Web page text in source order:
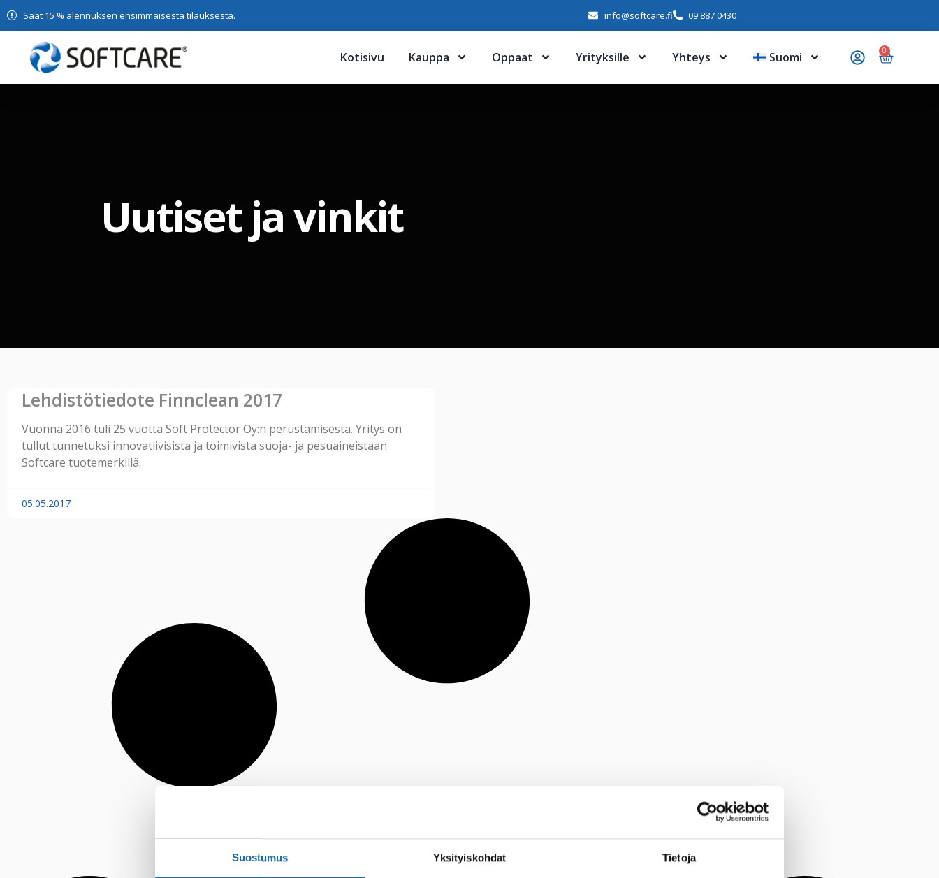
Suostumus Yksityiskohdat Tietoja
Saat 15 % alennuksen ensimmäisestä tilauksesta. info@softcare.fi 09 887 0430
Kotisivu Kauppa Oppaat Yrityksille Yhteys Suomi 0
Uutiset ja vinkit
Lehdistötiedote Finnclean 2017
Vuonna 2016 tuli 25 vuotta Soft Protector Oy:n perustamisesta. Yritys on
tullut tunnetuksi innovatiivisista ja toimivista suoja- ja pesuaineistaan
Softcare tuotemerkillä.
05.05.2017